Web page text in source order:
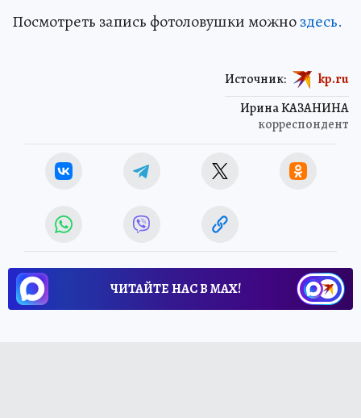
Посмотреть запись фотоловушки можноздесь.
Ирина КАЗАНИНА
корреспондент
Источник: kp.ru
ЧИТАЙТЕ НАС В МАХ!